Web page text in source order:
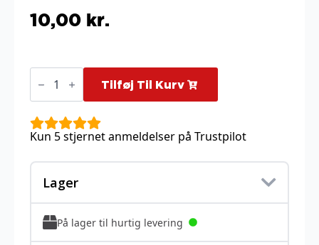
10,00 kr.
Quad
Stone
163/195
antal
Tilføj Til Kurv
Kun 5 stjernet anmeldelser på Trustpilot
Lager
På lager til hurtig levering